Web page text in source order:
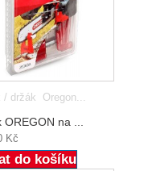
/ držák Oregon...
OREGON na ...
Kč
do košíku